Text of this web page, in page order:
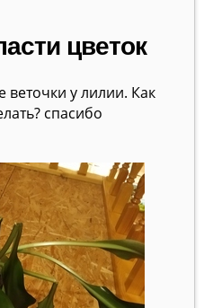
цветок
веточки у лилии. Как
спасибо